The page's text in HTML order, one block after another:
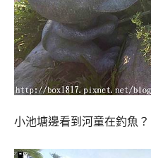
小池塘邊看到河童在釣魚？